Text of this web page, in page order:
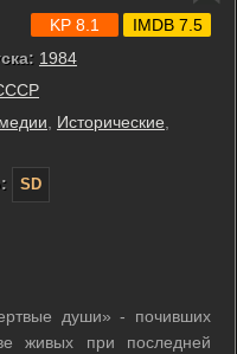
1984
, Исторические,
SD
KP 8.1 IMDB 7.5
души» - почивших
живых при последней